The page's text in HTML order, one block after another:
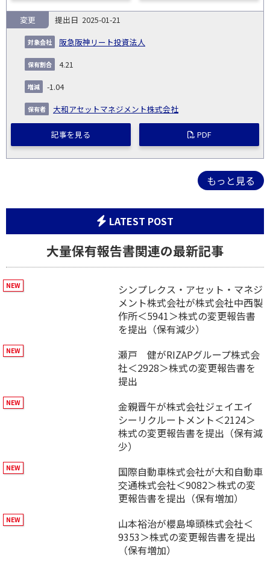
2025-01-21
阪急阪神リート投資法人
変更
4.21
-1.04
大和アセットマネジメント株式会社
記事を見る PDF
もっと見る
LATEST POST
大量保有報告書関連の最新記事
シンプレクス・アセット・マネジ
メント株式会社が株式会社中西製
作所＜5941＞株式の変更報告書
を提出（保有減少）
瀬戸 健がRIZAPグループ株式会
社＜2928＞株式の変更報告書を
提出
金親晋午が株式会社ジェイエイ
シーリクルートメント＜2124＞
株式の変更報告書を提出（保有減
少）
国際自動車株式会社が大和自動車
交通株式会社＜9082＞株式の変
更報告書を提出（保有増加）
山本裕治が櫻島埠頭株式会社＜
9353＞株式の変更報告書を提出
（保有増加）